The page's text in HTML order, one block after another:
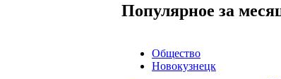
Популярное за
Общество
Новокузнецк